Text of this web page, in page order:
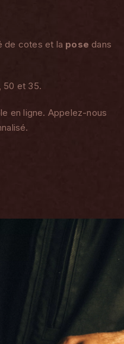
de cotes et la pose dans
50 et 35.
en ligne. Appelez-nous